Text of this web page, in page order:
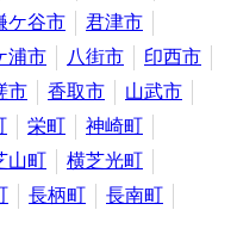
ケ谷市
君津市
浦市 八街市
印西市
市 香取市
山武市
栄町
神崎町
山町
横芝光町
長柄町
長南町